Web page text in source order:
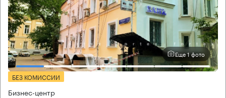
Еще 1 фото
БЕЗ КОМИССИИ
Бизнес-центр